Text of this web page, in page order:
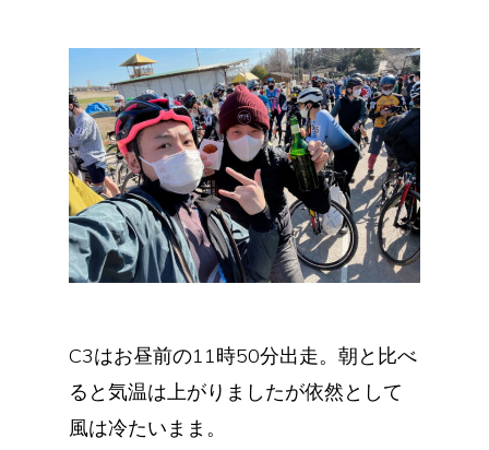
C3はお昼前の11時50分出走。朝と比べ
ると気温は上がりましたが依然として
風は冷たいまま。